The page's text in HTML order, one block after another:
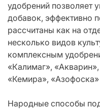
удобрений позволяет
добавок, эффективно
рассчитаны как на
несколько видов
комплексным
«Калимаг»,
«Кемира», «Азофоска»
Народные способы